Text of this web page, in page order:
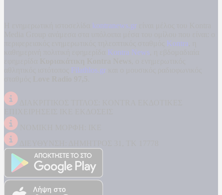
kontranews.gr
Kontra
Kontra News
Filathlos.gr